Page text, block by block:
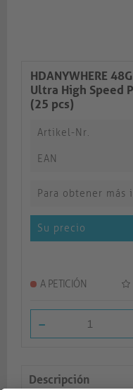
HDANYWHERE
Ultra High Speed
(25 pcs)
Artikel-Nr.
EAN
Para obtener más
Su precio
A PETICIÓN
-
Descripción